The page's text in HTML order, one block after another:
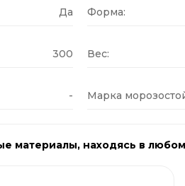
Да Форма:
300 Вес:
- Марка
материалы, находясь в